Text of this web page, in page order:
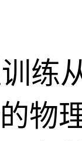
练
物